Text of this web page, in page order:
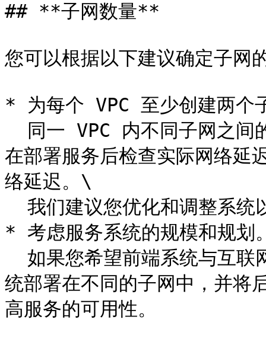
## **子网数量**
您可以根据以下建议确定子网
* 为每个 VPC 至少创建两个
在部署服务后检查实际网络延
络延迟。\
* 考虑服务系统的规模和规划
统部署在不同的子网中，并将
高服务的可用性。